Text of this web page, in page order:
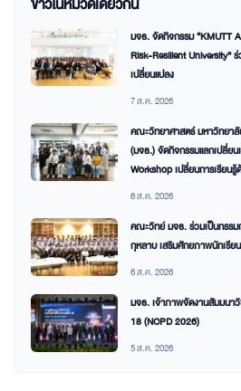
มจธ. จัดกิจกรรม “KMUTT
Risk-Resilient University”
เปลี่ยนแปลง
7 ส.ค. 2026
คณะวิทยาศาสตร์ มหาวิทยาลั
(มจธ.) จัดกิจกรรมแลกเปลี่ยน
Workshop เปลี่ยนการเรียนรู้
6 ส.ค. 2026
คณะวิทย์ มจธ. ร่วมเป็นกรร
กุหลาบ เสริมศักยภาพนักเรียน
6 ส.ค. 2026
มจธ. เจ้าภาพจัดงานสัมมนา
18 (NCPD 2026)
5 ส.ค. 2026